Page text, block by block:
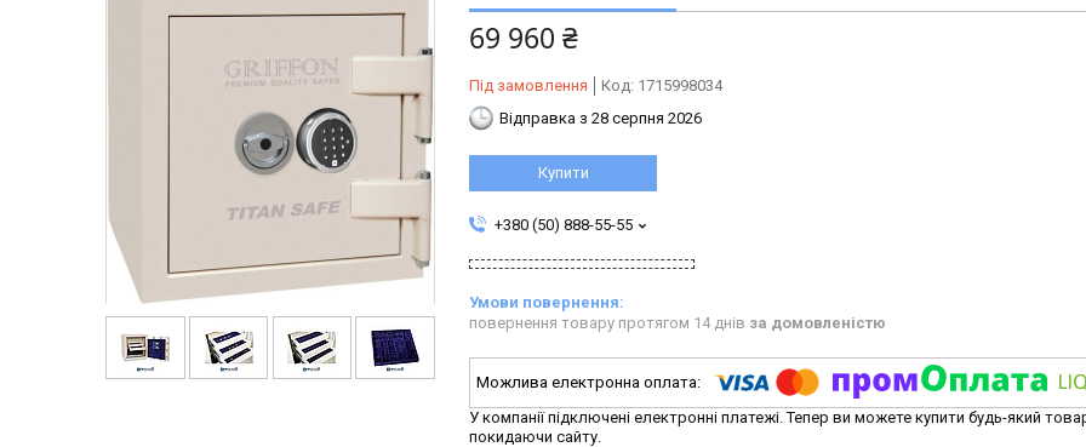
69 960 ₴
Під замовлення Код: 1715998034
Відправка з 28 серпня 2026
Купити
+380 (50) 888-55-55
повернення товару протягом 14 днів за домовленістю
У компанії підключені електронні платежі. Тепер ви можете купити будь-який
покидаючи сайту.